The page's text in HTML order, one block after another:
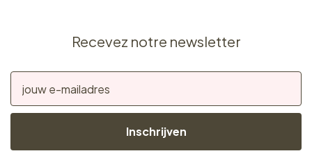
Recevez notre newsletter
Inschrijven